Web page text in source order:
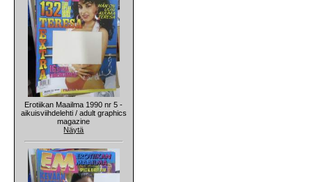
Erotiikan Maailma 1990 nr 5 -
aikuisviihdelehti / adult graphics
magazine
Näytä